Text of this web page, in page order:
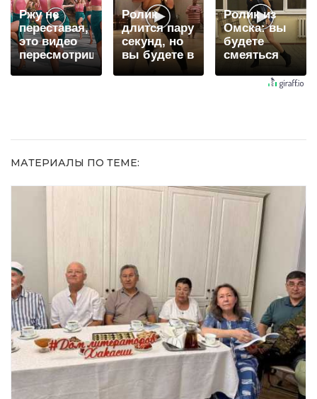
Ржу не
переставая,
это видео
пересмотришь
не раз
Ролик
длится пару
секунд, но
вы будете в
шоке от
Ролик из
Омска: вы
будете
смеяться
МАТЕРИАЛЫ ПО ТЕМЕ: